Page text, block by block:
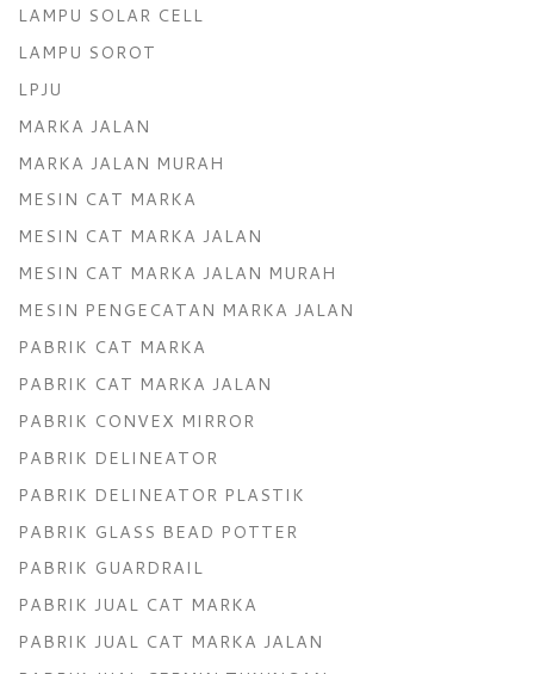
LAMPU SOLAR CELL
LAMPU SOROT
LPJU
MARKA JALAN
MARKA JALAN MURAH
MESIN CAT MARKA
MESIN CAT MARKA JALAN
MESIN CAT MARKA JALAN MURAH
MESIN PENGECATAN MARKA JALAN
PABRIK CAT MARKA
PABRIK CAT MARKA JALAN
PABRIK CONVEX MIRROR
PABRIK DELINEATOR
PABRIK DELINEATOR PLASTIK
PABRIK GLASS BEAD POTTER
PABRIK GUARDRAIL
PABRIK JUAL CAT MARKA
PABRIK JUAL CAT MARKA JALAN